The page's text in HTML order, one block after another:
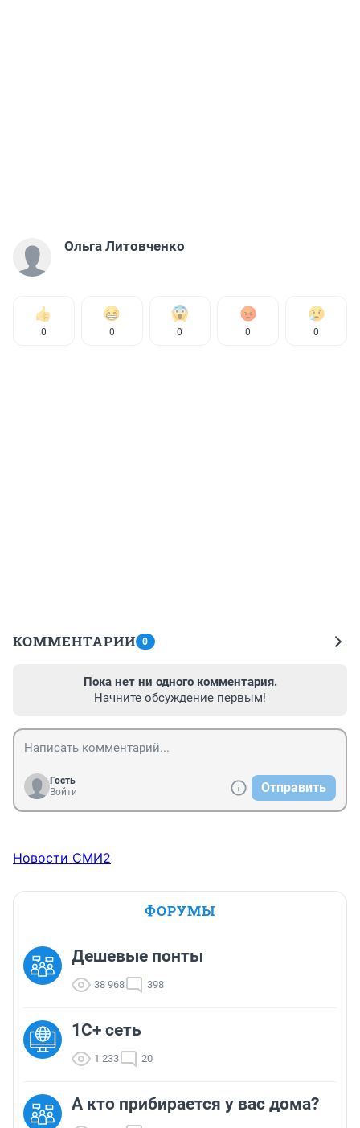
Ольга Литовченко
0 0 0 0 0
КОММЕНТАРИИ 0
Пока нет ни одного комментария.
Начните обсуждение первым!
Гость
Войти
Отправить
Новости СМИ2
ФОРУМЫ
Дешевые понты
38 968 398
1С+ сеть
1 233 20
А кто прибирается у вас дома?